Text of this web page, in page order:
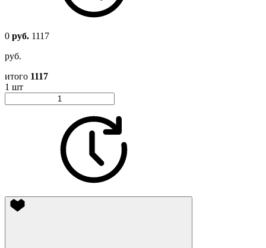
0 руб. 1117
руб.
итого 1117
1 шт